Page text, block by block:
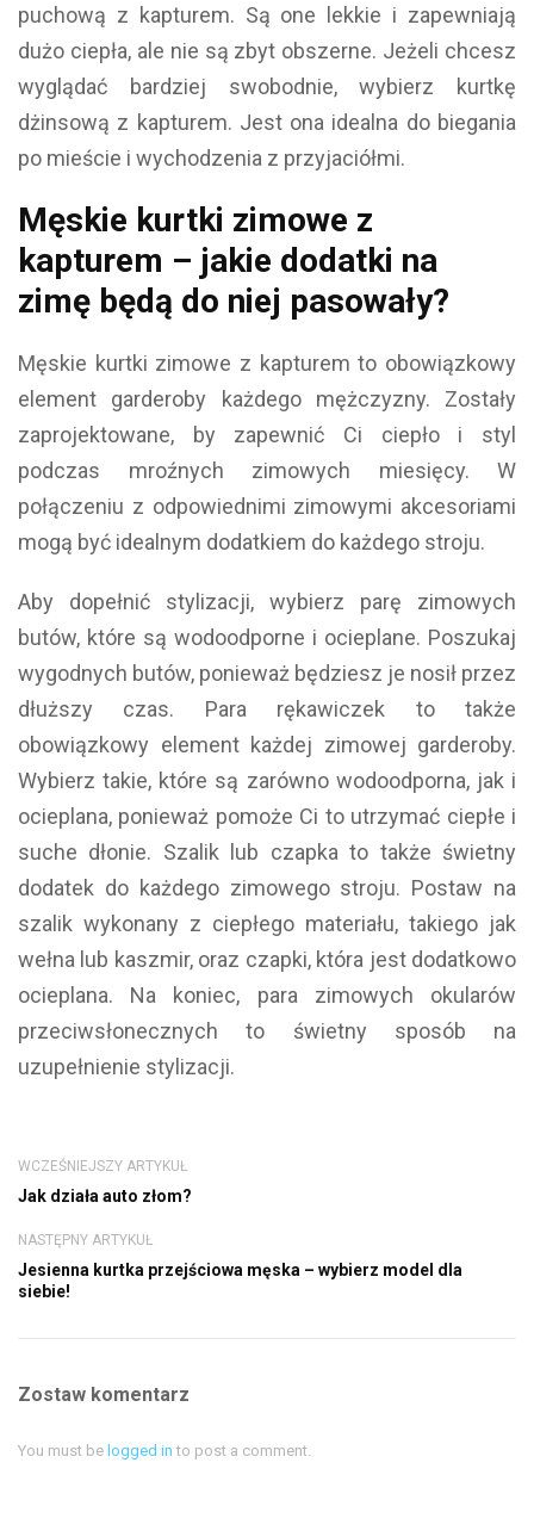
puchową z kapturem. Są one lekkie i zapewniają
dużo ciepła, ale nie są zbyt obszerne. Jeżeli chcesz
wyglądać bardziej swobodnie, wybierz kurtkę
dżinsową z kapturem. Jest ona idealna do biegania
po mieście i wychodzenia z przyjaciółmi.
Męskie kurtki zimowe z
kapturem – jakie dodatki na
zimę będą do niej pasowały?
Męskie kurtki zimowe z kapturem to obowiązkowy
element garderoby każdego mężczyzny. Zostały
zaprojektowane, by zapewnić Ci ciepło i styl
podczas mroźnych zimowych miesięcy. W
połączeniu z odpowiednimi zimowymi akcesoriami
mogą być idealnym dodatkiem do każdego stroju.
Aby dopełnić stylizacji, wybierz parę zimowych
butów, które są wodoodporne i ocieplane. Poszukaj
wygodnych butów, ponieważ będziesz je nosił przez
dłuższy czas. Para rękawiczek to także
obowiązkowy element każdej zimowej garderoby.
Wybierz takie, które są zarówno wodoodporna, jak i
ocieplana, ponieważ pomoże Ci to utrzymać ciepłe i
suche dłonie. Szalik lub czapka to także świetny
dodatek do każdego zimowego stroju. Postaw na
szalik wykonany z ciepłego materiału, takiego jak
wełna lub kaszmir, oraz czapki, która jest dodatkowo
ocieplana. Na koniec, para zimowych okularów
przeciwsłonecznych to świetny sposób na
uzupełnienie stylizacji.
WCZEŚNIEJSZY ARTYKUŁ
Jak działa auto złom?
NASTĘPNY ARTYKUŁ
Jesienna kurtka przejściowa męska – wybierz model dla
siebie!
Zostaw komentarz
You must be logged in to post a comment.